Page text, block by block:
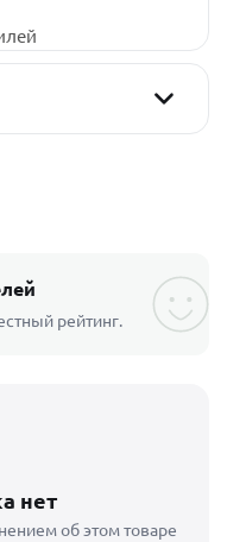
рейтинг.
нет
об этом товаре